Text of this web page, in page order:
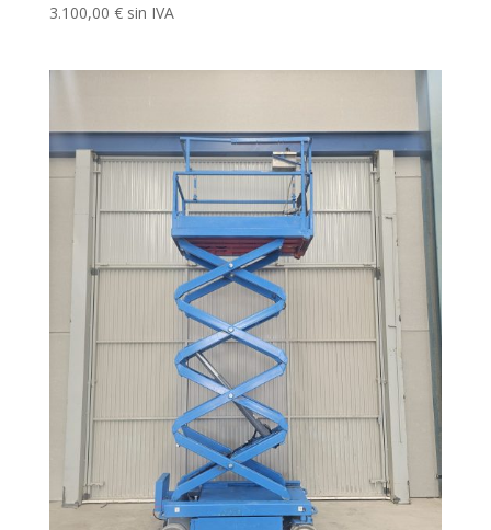
3.100,00 € sin IVA